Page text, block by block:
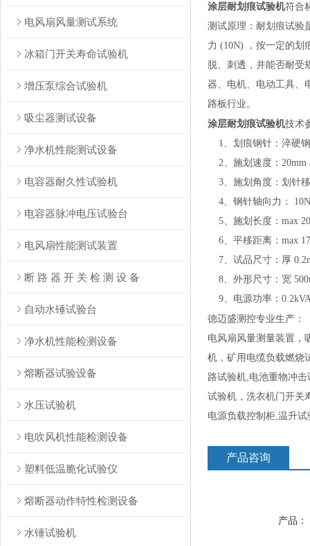
电风扇风量测试系统
冰箱门开关寿命试验机
增压泵综合试验机
吸尘器测试设备
净水机性能测试设备
电容器耐久性试验机
电容器脉冲电压试验台
电风扇性能测试装置
断 路 器 开 关 检 测 设 备
自动水锤试验台
净水机性能检测设备
熔断器试验设备
水压试验机
电吹风机性能检测设备
塑料低温脆化试验仪
熔断器动作特性检测设备
水锤试验机
涂层耐划痕试验机符合
测试原理：耐划痕试验
力 (10N) ，按一定的划
脱、刺透，并能否耐受
器、电机、电动工具、
路板行业。
涂层耐划痕试验机技术
1、划痕钢针：淬硬钢
2、施划速度：20mm
3、施划角度：划针移
4、钢针轴向力：
5、施划长度：max
6、平移距离：max
7、试品尺寸：厚
8、外形尺寸：宽
9、电源功率：
德迈盛测控专业生产：
电风扇风量测量装置，
机，矿用电缆负载燃烧
路试验机,电池重物冲
试验机，洗衣机门开关
电源负载控制柜,温升
产品咨询
产品：